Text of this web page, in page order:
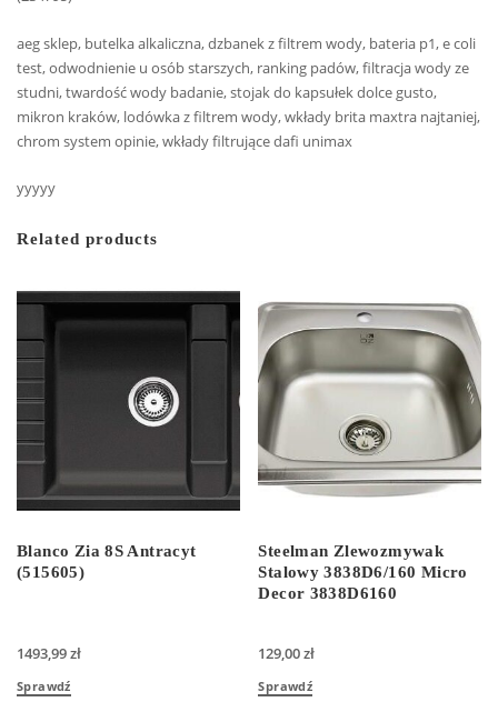
aeg sklep, butelka alkaliczna, dzbanek z filtrem wody, bateria p1, e coli
test, odwodnienie u osób starszych, ranking padów, filtracja wody ze
studni, twardość wody badanie, stojak do kapsułek dolce gusto,
mikron kraków, lodówka z filtrem wody, wkłady brita maxtra najtaniej,
chrom system opinie, wkłady filtrujące dafi unimax
yyyyy
Related products
Blanco Zia 8S Antracyt
(515605)
1493,99zł
Sprawdź
Steelman Zlewozmywak
Stalowy 3838D6/160 Micro
Decor 3838D6160
129,00zł
Sprawdź